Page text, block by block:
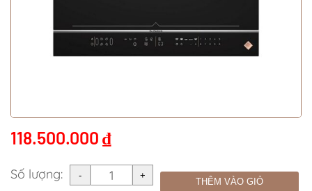
118.500.000 ₫
Số lượng: THÊM VÀO GIỎ